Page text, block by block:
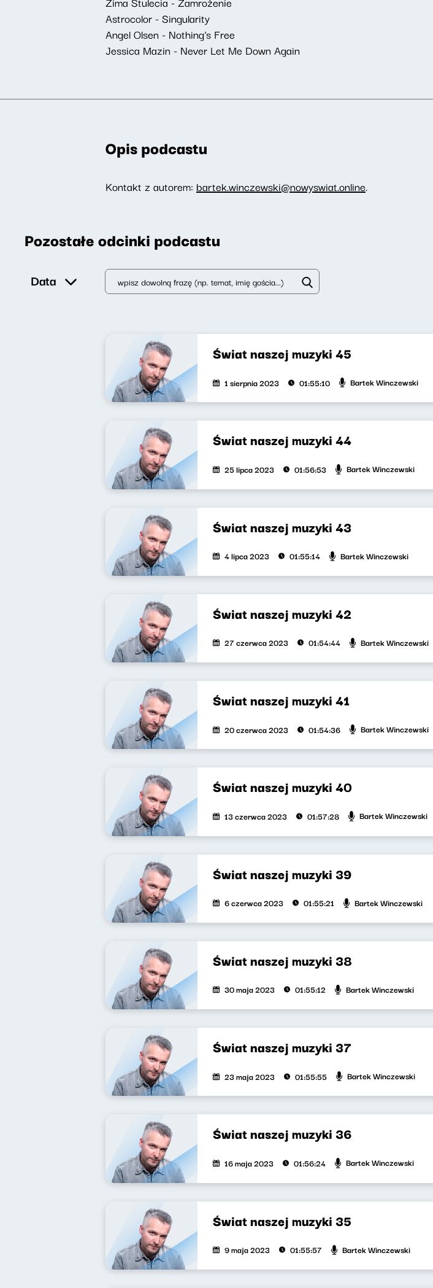
Astrocolor - Singularity
Angel Olsen - Nothing's Free
Jessica Mazin - Never Let Me Down Again
Opis podcastu
Kontakt z autorem: bartek.winczewski@nowyswiat.online.
Pozostałe odcinki podcastu
Data
Świat naszej muzyki 45
1 sierpnia 2023 01:55:10 Bartek Winczewski
Świat naszej muzyki 44
25 lipca 2023 01:56:53 Bartek Winczewski
Świat naszej muzyki 43
4 lipca 2023 01:55:14 Bartek Winczewski
Świat naszej muzyki 42
27 czerwca 2023 01:54:44 Bartek Winczewski
Świat naszej muzyki 41
20 czerwca 2023 01:54:36 Bartek Winczewski
Świat naszej muzyki 40
13 czerwca 2023 01:57:28 Bartek Winczewski
Świat naszej muzyki 39
6 czerwca 2023 01:55:21 Bartek Winczewski
Świat naszej muzyki 38
30 maja 2023 01:55:12 Bartek Winczewski
Świat naszej muzyki 37
23 maja 2023 01:55:55 Bartek Winczewski
Świat naszej muzyki 36
16 maja 2023 01:56:24 Bartek Winczewski
Świat naszej muzyki 35
9 maja 2023 01:55:57 Bartek Winczewski